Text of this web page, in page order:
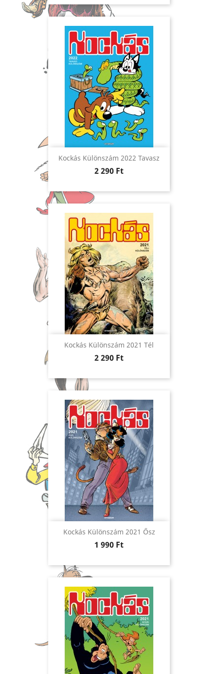
Kockás Különszám 2022 Tavasz
Ár
2 290 Ft
Kockás Különszám 2021 Tél
Ár
2 290 Ft
Kockás Különszám 2021 Ősz
Ár
1 990 Ft